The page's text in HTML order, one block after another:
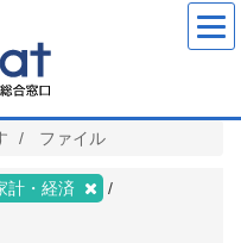
ファイル
計・経済